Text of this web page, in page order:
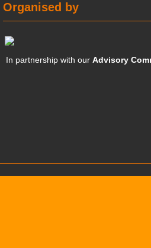
Organised by
In partnership with ourAdvisory